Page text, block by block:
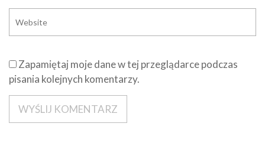
Zapamiętaj moje dane w tej przeglądarce podczas
pisania kolejnych komentarzy.